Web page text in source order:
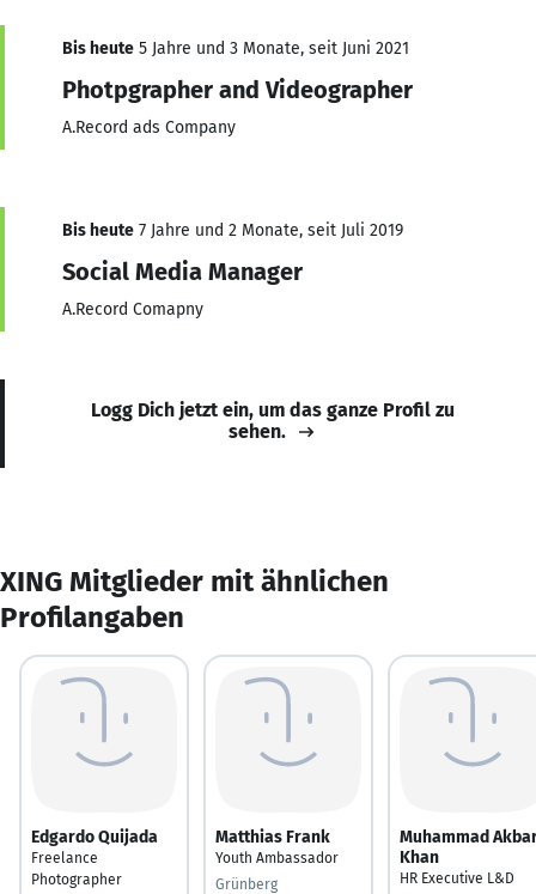
Bis heute 5 Jahre und 3 Monate, seit Juni 2021
Photpgrapher and Videographer
A.Record ads Company
Bis heute 7 Jahre und 2 Monate, seit Juli 2019
Social Media Manager
A.Record Comapny
Logg Dich jetzt ein, um das ganze Profil zu
sehen.
XING Mitglieder mit ähnlichen
Profilangaben
Edgardo Quijada
Freelance
Photographer
Matthias Frank
Youth Ambassador
Grünberg
Muhammad
Khan
HR Executive L&D